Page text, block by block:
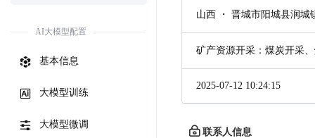
AI大模型配置
基本信息
大模型训练
大模型微调
山西 ・ 晋城市阳城县润城
矿产资源开采：煤炭开采
2025-07-12 10:24:15
联系人信息